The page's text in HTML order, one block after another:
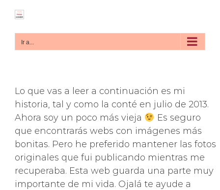
contenido
Ir a...
Lo que vas a leer a continuación es mi
historia, tal y como la conté en julio de 2013.
Ahora soy un poco más vieja
Es seguro
que encontrarás webs con imágenes más
bonitas. Pero he preferido mantener las fotos
originales que fui publicando mientras me
recuperaba. Esta web guarda una parte muy
importante de mi vida. Ojalá te ayude a